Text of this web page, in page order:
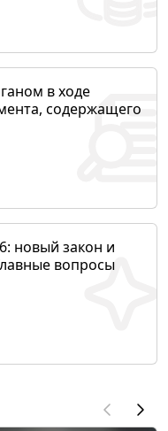
в ходе
содержащего
новый закон и
вопросы